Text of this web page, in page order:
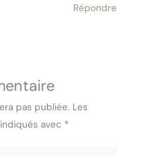
Répondre
pas publiée. Les
avec *